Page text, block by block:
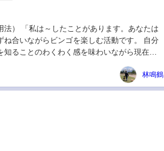
） 「私は～したことがあります。あなたは
合いながらビンゴを楽しむ活動です。 自分
ることのわくわく感を味わいながら現在完
林鳴鶴